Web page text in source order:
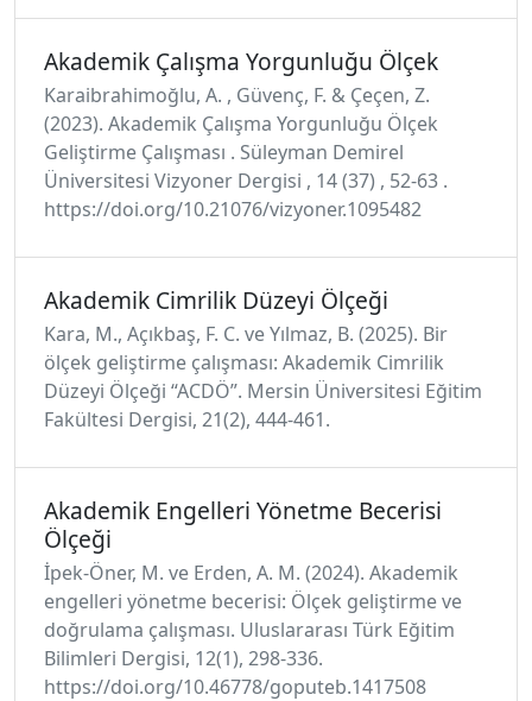
Akademik Çalışma Yorgunluğu Ölçek
Karaibrahimoğlu, A. , Güvenç, F. & Çeçen, Z.
(2023). Akademik Çalışma Yorgunluğu Ölçek
Geliştirme Çalışması . Süleyman Demirel
Üniversitesi Vizyoner Dergisi , 14 (37) , 52-63 .
https://doi.org/10.21076/vizyoner.1095482
Akademik Cimrilik Düzeyi Ölçeği
Kara, M., Açıkbaş, F. C. ve Yılmaz, B. (2025). Bir
ölçek geliştirme çalışması: Akademik Cimrilik
Düzeyi Ölçeği “ACDÖ”. Mersin Üniversitesi Eğitim
Fakültesi Dergisi, 21(2), 444-461.
Akademik Engelleri Yönetme Becerisi
Ölçeği
İpek-Öner, M. ve Erden, A. M. (2024). Akademik
engelleri yönetme becerisi: Ölçek geliştirme ve
doğrulama çalışması. Uluslararası Türk Eğitim
Bilimleri Dergisi, 12(1), 298-336.
https://doi.org/10.46778/goputeb.1417508